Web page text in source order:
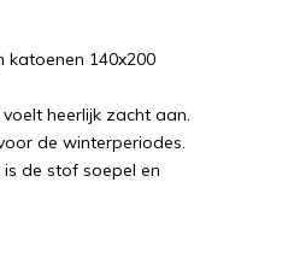
140x200
heerlijk zacht aan.
de winterperiodes.
de stof soepel en